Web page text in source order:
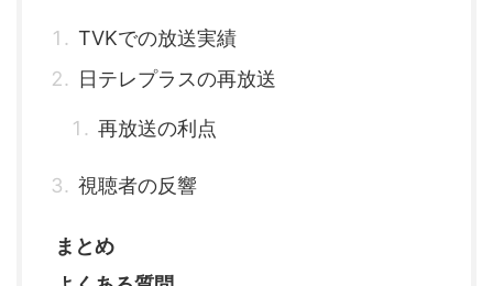
TVKでの放送実績
日テレプラスの再放送
再放送の利点
視聴者の反響
まとめ